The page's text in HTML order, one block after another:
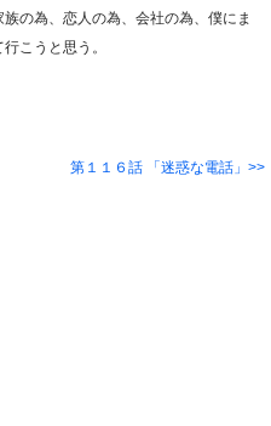
の為、恋人の為、会社の為、僕にま
こうと思う。
第１１６話 「迷惑な電話」